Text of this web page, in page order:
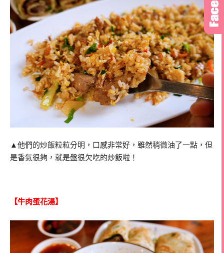
▲他們的炒飯粒粒分明，口感非常好，雖然稍微油了一點，但
是香氣很夠，就是盤很欠吃的炒飯啦！
【牛肉蛋花湯】